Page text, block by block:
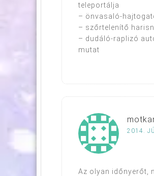
teleportálja
– önvasaló-
– szőrtelenítő
– dudáló-raplizó
mutat
2014.
Az olyan időnyerőt,